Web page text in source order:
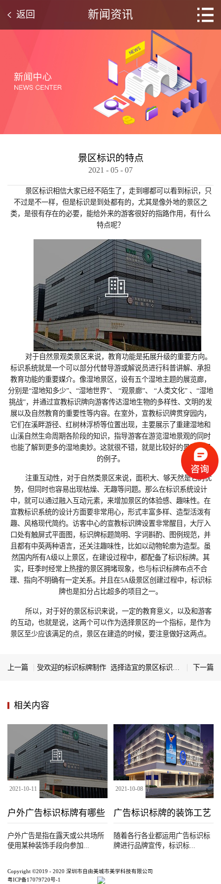
新闻资讯
返回
景区标识的特点
2021 - 05 - 07
景区标识相信大家已经不陌生了，走到哪都可以看到标识，只
不过是不一样，但是标识是到处都有的，尤其是像外地的景区之
类，是很有存在的必要，能给外来的游客很好的指路作用，有什么
特点呢？
对于自然景观类景区来说，教育功能是拓展升级的重要方向。
标识系统就是一个可以部分代替导游或解说员进行科普讲解、承担
教育功能的重要媒介。像湿地景区，设有五个湿地主题的展览廊，
分别是“湿地知多少”、“湿地世界”、 “观景廊”、 “人类文化” 、“湿地
挑战”，并通过宣教标识牌向游客传达湿地生物的多样性、文明的发
展以及自然教育的重要性等内容。在室外，宣教标识牌贯穿园内，
它们在溪畔游径、红树林浮桥等位置出现，主要展示了重建湿地和
山溪自然生命周期各阶段的知识，指导游客在游览湿地景观的同时
也能了解到更多的湿地奥妙。这就很不错，就是比较好的景区标识
的例子。
注重互动性，对于自然类景区来说，面积大、够天然是它的优
势，但同时也容易出现枯燥、无趣等问题。那么在标识系统设计
中，就可以通过融入互动元素，来增加景区的体验感、趣味性。在
宣教标识系统的设计方面要非常用心，形式丰富多样、造型活泼有
趣、风格现代简约。访客中心的宣教标识牌设置非常醒目，大厅入
口处有触屏式平面图，标识牌标题简明、字词斟酌、图例规范，并
且都有中英两种语言，还关注趣味性，比如以动物轮廓为造型。虽
然国内所有A级以上景区，在建设过程中，都配备了标识标牌。其
实，旺季时经常上热搜的景区拥堵现象，也与标识标牌布点不合
理、指向不明确有一定关系。并且在5A级景区创建过程中，标识标
牌也是扣分占比超多的项目之一。
所以，对于好的景区标识来说，一定的教育意义，以及和游客
的互动，也就是说，这两个可以作为选择景区的一个指标，是作为
景区至少应该满足的点，景区在建造的时候，要注意做好这两点。
上一篇 受欢迎的标识标牌制作 下一篇
相关内容
户外广告标识标牌有哪些
种类
2021-10-11
户外广告是指在露天或公共场所
使用某种装饰手段向参加...
广告标识标牌的装饰工艺
2021-10-08
随着各行各业都运用广告标识标
牌进行品牌宣传，标识标...
Copyright ©2019 - 2020 深圳市自由美城市美学科技有限公司
粤ICP备17079720号-1